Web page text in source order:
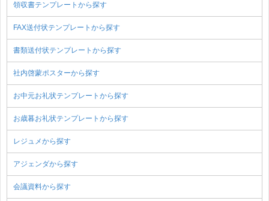
領収書テンプレートから探す
FAX送付状テンプレートから探す
書類送付状テンプレートから探す
社内啓蒙ポスターから探す
お中元お礼状テンプレートから探す
お歳暮お礼状テンプレートから探す
レジュメから探す
アジェンダから探す
会議資料から探す